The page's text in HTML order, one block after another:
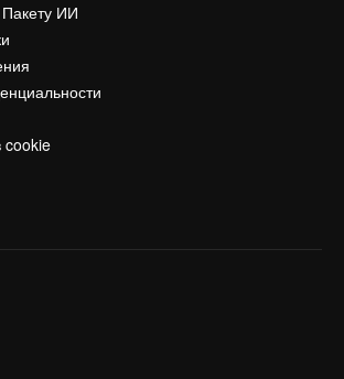
ИИ
cookie